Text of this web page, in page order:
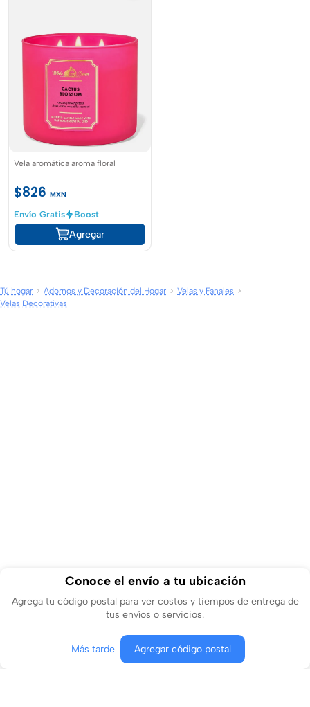
Conoce el envío a tu ubicación
Agrega tu código postal para ver costos y tiempos de entrega de
tus envíos o servicios.
Más tarde Agregar código postal
Producto agotado
Vela aromática aroma floral
$826 MXN
Envío Gratis
Boost
Agregar
Tú hogar Adornos y Decoración del Hogar
Velas y Fanales
Velas Decorativas